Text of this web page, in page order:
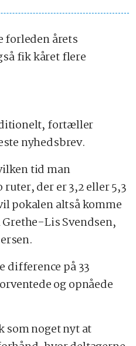
forleden årets
fik kåret flere
fortæller
nyhedsbrev.
tid man
der er 3,2 eller 5,3
pokalen altså komme
Lis Svendsen,
difference på 33
og opnåede
som noget nyt at